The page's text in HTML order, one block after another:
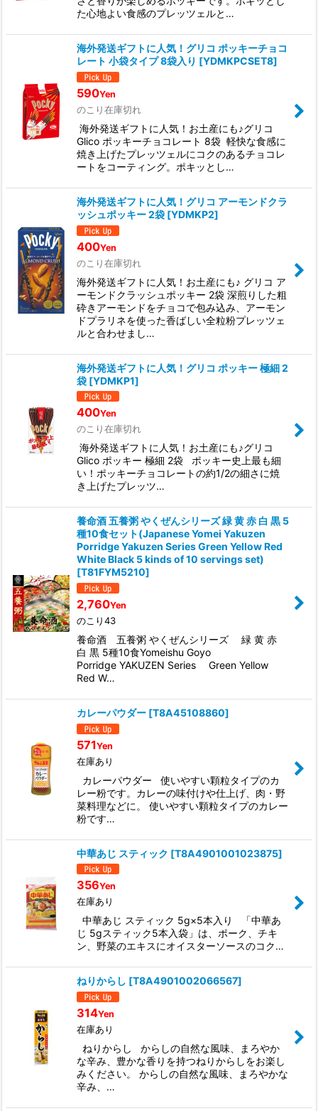
た心地よい食感のプレッツェルと…
海外発送ギフトに人気！グリコ ポッキーチョコ
レート 小袋タイプ 8袋入り [YDMKPCSET8]
590Yen
のこり在庫切れ
海外発送ギフトに人気！お土産にも♪グリコ
Glico ポッキーチョコレート 8袋 軽快な食感に
焼き上げたプレッツェルにコクのあるチョコレ
ートをコーティング。ポキッとし…
海外発送ギフトに人気！グリコ アーモンドクラ
ッシュポッキー 2袋 [YDMKP2]
400Yen
のこり在庫切れ
海外発送ギフトに人気！お土産にも♪ グリコ ア
ーモンドクラッシュポッキー 2袋 深煎りした粗
砕きアーモンドをチョコで包み込み、アーモン
ドプラリネを使った香ばしい全粒粉プレッツェ
ルと合わせまし…
海外発送ギフトに人気！グリコ ポッキー 極細 2
袋 [YDMKP1]
400Yen
のこり在庫切れ
海外発送ギフトに人気！お土産にも♪グリコ
Glico ポッキー 極細 2袋 ポッキー史上最も細
い！ポッキーチョコレートの約1/2の細さに焼
き上げたプレッツ…
養命酒 五養粥 やくぜんシリーズ 緑 黄 赤 白 黒 5
種10食セット(Japanese Yomei Yakuzen
Porridge Yakuzen Series Green Yellow Red
White Black 5 kinds of 10 servings set)
[T81FYM5210]
2,760Yen
のこり43
養命酒 五養粥 やくぜんシリーズ 緑 黄 赤
白 黒 5種10食Yomeishu Goyo
Porridge YAKUZEN Series Green Yellow
Red W…
カレーパウダー [T8A45108860]
571Yen
在庫あり
カレーパウダー 使いやすい顆粒タイプのカ
レー粉です。カレーの味付けや仕上げ、肉・野
菜料理などに。 使いやすい顆粒タイプのカレー
粉です…
中華あじ スティック [T8A4901001023875]
356Yen
在庫あり
中華あじ スティック 5g×5本入り 「中華あ
じ 5gスティック5本入袋」は、ポーク、チキ
ン、野菜のエキスにオイスターソースのコク…
ねりからし [T8A4901002066567]
314Yen
在庫あり
ねりからし からしの自然な風味、まろやか
な辛み、豊かな香りを持つねりからしをお楽し
みください。 からしの自然な風味、まろやかな
辛み、…